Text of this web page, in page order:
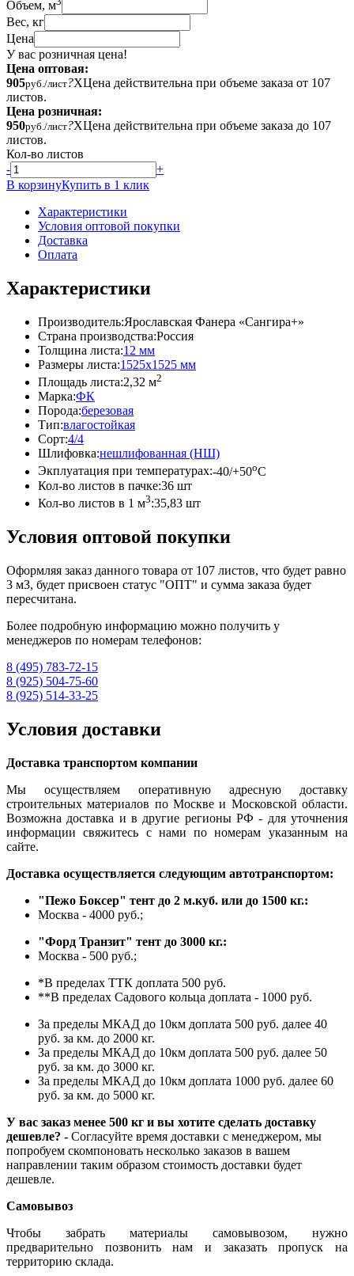
Объем, м
Вес, кг
Цена
У вас розничная цена!
Цена оптовая:
905руб./лист?XЦена действительна при объеме заказа от 107
листов.
Цена розничная:
950руб./лист?XЦена действительна при объеме заказа до 107
листов.
Кол-во листов
-
+
В корзинуКупить в 1 клик
Характеристики
Условия оптовой покупки
Доставка
Оплата
Характеристики
Производитель:Ярославская Фанера «Сангира+»
Страна производства:Россия
Толщина листа:12 мм
Размеры листа:1525x1525 мм
Площадь листа:2,32 м2
Марка:ФК
Порода:березовая
Тип:влагостойкая
Сорт:4/4
Шлифовка:нешлифованная (НШ)
Экплуатация при температурах:-40/+50oC
Кол-во листов в пачке:36 шт
Кол-во листов в 1 м3:35,83 шт
Условия оптовой покупки
Оформляя заказ данного товара от 107 листов, что будет равно
3 м3, будет присвоен статус "ОПТ" и сумма заказа будет
пересчитана.
Более подробную информацию можно получить у
менеджеров по номерам телефонов:
8 (495) 783-72-15
8 (925) 504-75-60
8 (925) 514-33-25
Условия доставки
Доставка транспортом компании
Мы осуществляем оперативную адресную доставку
строительных материалов по Москве и Московской области.
Возможна доставка и в другие регионы РФ - для уточнения
информации свяжитесь с нами по номерам указанным на
сайте.
Доставка осуществляется следующим автотранспортом:
"Пежо Боксер" тент до 2 м.куб. или до 1500 кг.:
Москва - 4000 руб.;
"Форд Транзит" тент до 3000 кг.:
Москва - 500 руб.;
*В пределах ТТК доплата 500 руб.
**В пределах Садового кольца доплата - 1000 руб.
За пределы МКАД до 10км доплата 500 руб. далее 40
руб. за км. до 2000 кг.
За пределы МКАД до 10км доплата 500 руб. далее 50
руб. за км. до 3000 кг.
За пределы МКАД до 10км доплата 1000 руб. далее 60
руб. за км. до 5000 кг.
У вас заказ менее 500 кг и вы хотите сделать доставку
дешевле? - Согласуйте время доставки с менеджером, мы
попробуем скомпоновать несколько заказов в вашем
направлении таким образом стоимость доставки будет
дешевле.
Самовывоз
Чтобы забрать материалы самовывозом, нужно
предварительно позвонить нам и заказать пропуск на
территорию склада.